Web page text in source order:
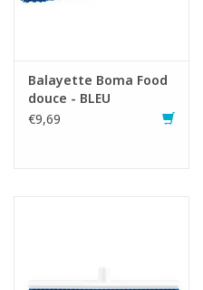
Balayette Boma Food
douce - BLEU
€9,69